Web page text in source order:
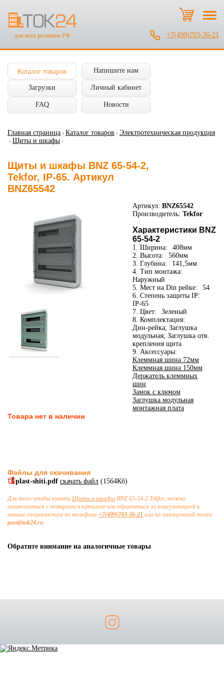
для всех регионов РФ +7(499)703-36-21
Каталог товаров Напишите нам
Загрузки Личный кабинет
FAQ Новости
Главная страница Каталог товаров
Электротехническая продукция
Щиты и шкафы
Щиты и шкафы BNZ 65-54-2,
Tekfor, IP-65. Артикул
BNZ65542
Артикул: BNZ65542
Производитель: Tekfor
Характеристики BNZ
65-54-2
1. Ширина:
408мм
2. Высота:
560мм
3. Глубина:
141,5мм
4. Тип монтажа:
Наружный
5. Мест на Din рейке:
54
6. Степень защиты IP:
IP-65
7. Цвет:
Зеленый
8. Комплектация:
Дин-рейка; Заглушка
модульная; Заглушка отв.
крепления щита
9. Аксессуары:
Клеммная шина 72мм
Клеммная шина 150мм
Держатель клеммных
шин
Замок с ключом
Заглушка модульная
монтажная плата
Товара нет в наличии
Файлы для скачивания
plast-shiti.pdf скачать файл (1564Кб)
Для того чтобы купить Щиты и шкафы BNZ 65-54-2 Tekfor, можно
ознакомиться с товарами в каталоге или обратиться за консультацией к
нашим специалистам по телефону+7(499)703-36-21 или по электронной почте
post@tok24.ru.
Обратите внимание на аналогичные товары